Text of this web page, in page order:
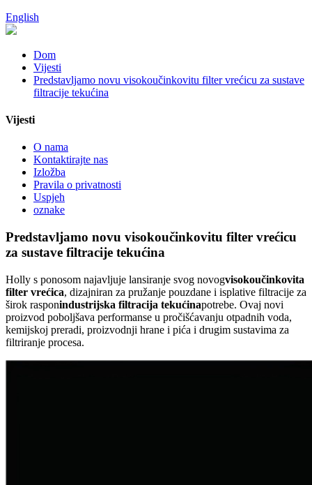
English
Dom
Vijesti
Predstavljamo novu visokoučinkovitu filter vrećicu za sustave
filtracije tekućina
Vijesti
O nama
Kontaktirajte nas
Izložba
Pravila o privatnosti
Uspjeh
oznake
Predstavljamo novu visokoučinkovitu filter vrećicu
za sustave filtracije tekućina
Holly s ponosom najavljuje lansiranje svog novogvisokoučinkovita
filter vrećica, dizajniran za pružanje pouzdane i isplative filtracije za
širok rasponindustrijska filtracija tekućinapotrebe. Ovaj novi
proizvod poboljšava performanse u pročišćavanju otpadnih voda,
kemijskoj preradi, proizvodnji hrane i pića i drugim sustavima za
filtriranje procesa.